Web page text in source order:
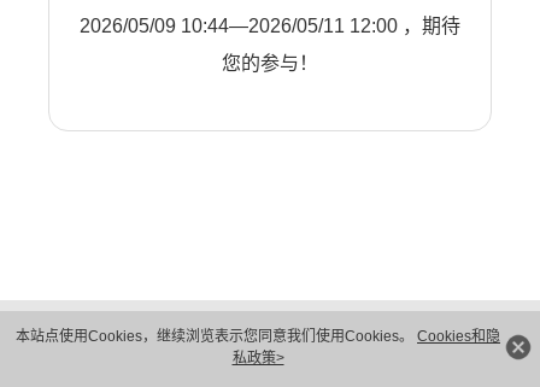
本站点使用Cookies，继续浏览表示您同意我们使用Cookies。 Cookies和隐
私政策>
2026/05/09 10:44—2026/05/11 12:00 ，期待
您的参与！
隐私保护
法律声明